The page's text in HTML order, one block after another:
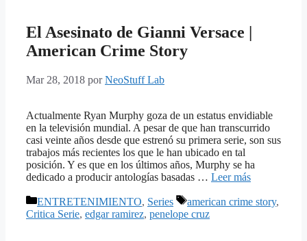
El Asesinato de Gianni Versace |
American Crime Story
Mar 28, 2018 porNeoStuff Lab
Actualmente Ryan Murphy goza de un estatus envidiable
en la televisión mundial. A pesar de que han transcurrido
casi veinte años desde que estrenó su primera serie, son sus
trabajos más recientes los que le han ubicado en tal
posición. Y es que en los últimos años, Murphy se ha
dedicado a producir antologías basadas … Leer más
Categorías
ENTRETENIMIENTO, Series Etiquetas
american crime story,
Critica Serie, edgar ramirez, penelope cruz